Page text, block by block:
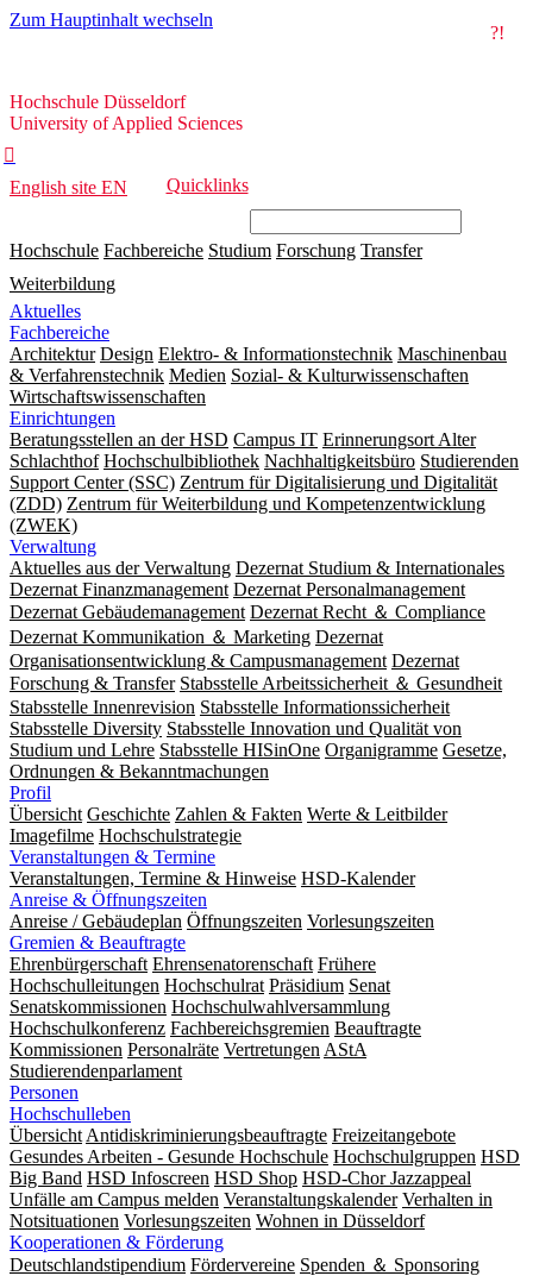
Zum Hauptinhalt wechseln
?!
Hochschule
Düsseldorf
Hochschule Düsseldorf
University of Applied Sciences

English site EN Quicklinks
Hochschule Fachbereiche Studium Forschung Transfer
Weiterbildung
Aktuelles
Fachbereiche
Architektur Design Elektro- & Informationstechnik Maschinenbau
& Verfahrenstechnik Medien Sozial- & Kulturwissenschaften
Wirtschaftswissenschaften
Einrichtungen
Beratungsstellen an der HSD Campus IT Erinnerungsort Alter
Schlachthof Hochschulbibliothek Nachhaltigkeitsbüro Studierenden
Support Center (SSC) Zentrum für Digitalisierung und Digitalität
(ZDD) Zentrum für Weiterbildung und Kompetenzentwicklung
(ZWEK)
Verwaltung
Aktuelles aus der Verwaltung Dezernat Studium & Internationales
Dezernat Finanzmanagement Dezernat Personalmanagement
Dezernat Gebäudemanagement Dezernat Recht ＆ Compliance
Dezernat Kommunikation ＆ Marketing Dezernat
Organisationsentwicklung & Campusmanagement Dezernat
Forschung & Transfer Stabsstelle Arbeitssicherheit ＆ Gesundheit
Stabsstelle Innenrevision Stabsstelle In­for­ma­ti­ons­sicher­heit
Stabsstelle Diversity Stabsstelle Innovation und Qualität von
Studium und Lehre Stabsstelle HISinOne Organigramme Gesetze,
Ordnungen & Bekanntmachungen
Profil
Übersicht Geschichte Zahlen & Fakten Werte & Leitbilder
Imagefilme Hochschulstrategie
Veranstaltungen & Termine
Veranstaltungen, Termine & Hinweise HSD-Kalender
Anreise & Öffnungszeiten
Anreise / Gebäudeplan Öffnungszeiten Vorlesungszeiten
Gremien & Beauftragte
Ehrenbürgerschaft Ehrensenatorenschaft Frühere
Hochschulleitungen Hochschulrat Präsidium Senat
Senatskommissionen Hochschulwahlversammlung
Hochschulkonferenz Fachbereichsgremien Beauftragte
Kommissionen Personalräte Vertretungen AStA
Studierendenparlament
Personen
Hochschulleben
Übersicht Antidiskriminierungsbeauftragte Freizeitangebote
Gesundes Arbeiten - Gesunde Hochschule Hochschulgruppen HSD
Big Band HSD Infoscreen HSD Shop HSD-Chor Jazzappeal
Unfälle am Campus melden Veranstaltungskalender Verhalten in
Notsituationen Vorlesungszeiten Wohnen in Düsseldorf
Kooperationen & Förderung
Deutschlandstipendium Fördervereine Spenden ＆ Sponsoring